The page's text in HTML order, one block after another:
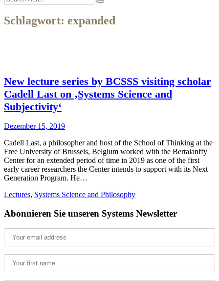
Schlagwort: expanded
New lecture series by BCSSS visiting scholar
Cadell Last on ‚Systems Science and
Subjectivity‘
Dezember 15, 2019
Cadell Last, a philosopher and host of the School of Thinking at the
Free University of Brussels, Belgium worked with the Bertalanffy
Center for an extended period of time in 2019 as one of the first
early career researchers the Center intends to support with its Next
Generation Program. He…
Lectures, Systems Science and Philosophy
Abonnieren Sie unseren Systems Newsletter